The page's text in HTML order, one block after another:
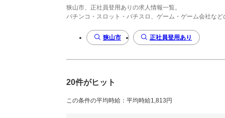
狭山市、正社員登用ありの求人情報一覧。
パチンコ・スロット・パチスロ、ゲーム・ゲーム会社な
狭山市 正社員登用あり
20件がヒット
この条件の平均時給：平均時給1,813円